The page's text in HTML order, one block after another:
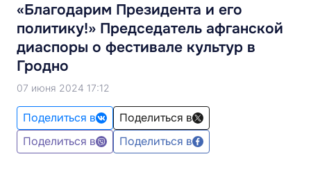
«Благодарим Президента и его
политику!» Председатель афганской
диаспоры о фестивале культур в
Гродно
07 июня 2024 17:12
Поделиться в
Поделиться в
Поделиться в
Поделиться в